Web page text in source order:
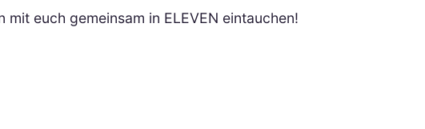
euch gemeinsam in ELEVEN eintauchen!